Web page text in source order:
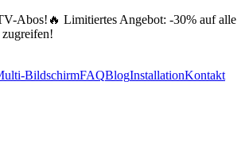
Abos! 🔥 Limitiertes Angebot: -30% auf alle
BildschirmFAQBlogInstallationKontakt